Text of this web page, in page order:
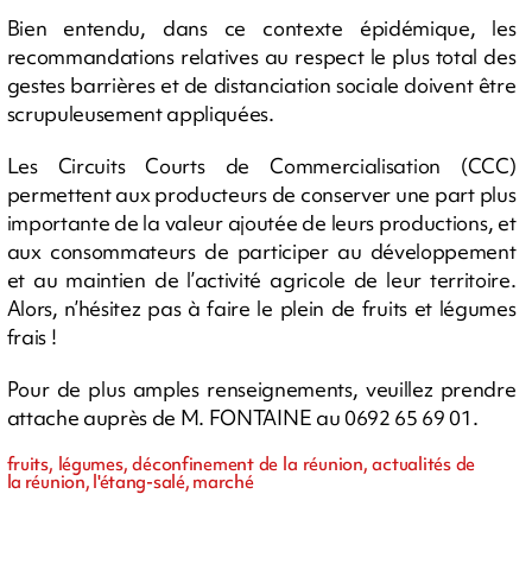
Bien entendu, dans ce contexte épidémique, les
recommandations relatives au respect le plus total des
gestes barrières et de distanciation sociale doivent être
scrupuleusement appliquées.
Les Circuits Courts de Commercialisation (CCC)
permettent aux producteurs de conserver une part plus
importante de la valeur ajoutée de leurs productions, et
aux consommateurs de participer au développement
et au maintien de l’activité agricole de leur territoire.
Alors, n’hésitez pas à faire le plein de fruits et légumes
frais !
Pour de plus amples renseignements, veuillez prendre
attache auprès de M. FONTAINE au 0692 65 69 01.
fruits, légumes, déconfinement de la réunion, actualités de
la réunion, l'étang-salé, marché